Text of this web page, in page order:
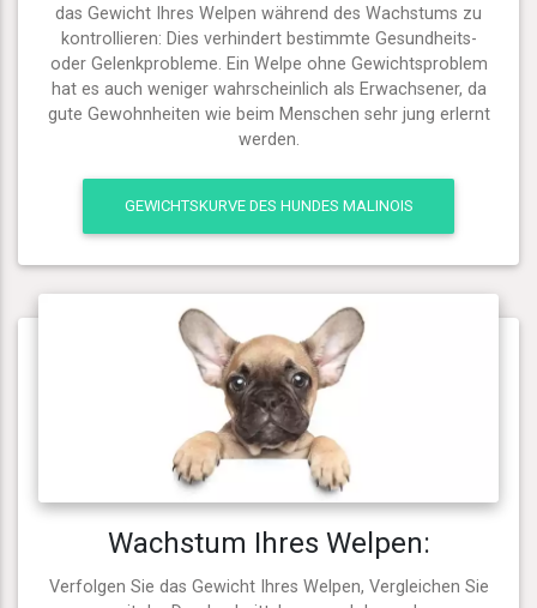
das Gewicht Ihres Welpen während des Wachstums zu
kontrollieren: Dies verhindert bestimmte Gesundheits-
oder Gelenkprobleme. Ein Welpe ohne Gewichtsproblem
hat es auch weniger wahrscheinlich als Erwachsener, da
gute Gewohnheiten wie beim Menschen sehr jung erlernt
werden.
GEWICHTSKURVE DES HUNDES MALINOIS
Wachstum Ihres Welpen:
Verfolgen Sie das Gewicht Ihres Welpen, Vergleichen Sie